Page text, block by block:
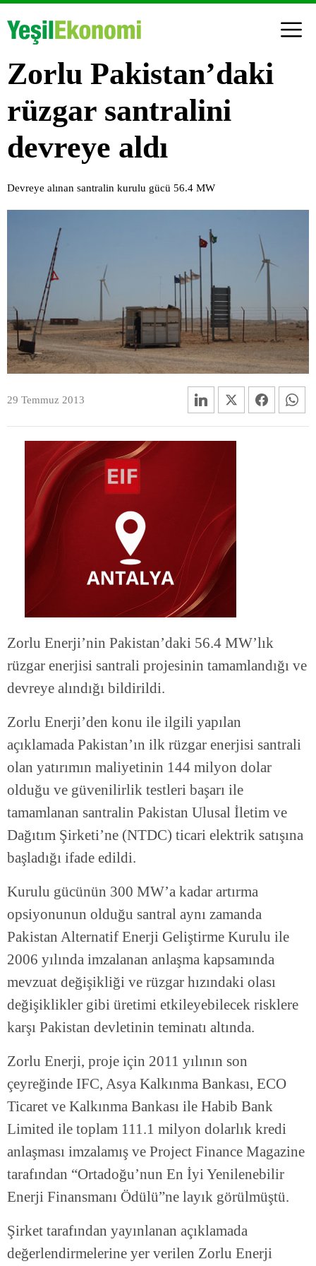
Zorlu Pakistan’daki
rüzgar santralini
devreye aldı
Devreye alınan santralin kurulu gücü 56.4 MW
29 Temmuz 2013
Zorlu Enerji’nin Pakistan’daki 56.4 MW’lık
rüzgar enerjisi santrali projesinin tamamlandığı ve
devreye alındığı bildirildi.
Zorlu Enerji’den konu ile ilgili yapılan
açıklamada Pakistan’ın ilk rüzgar enerjisi santrali
olan yatırımın maliyetinin 144 milyon dolar
olduğu ve güvenilirlik testleri başarı ile
tamamlanan santralin Pakistan Ulusal İletim ve
Dağıtım Şirketi’ne (NTDC) ticari elektrik satışına
başladığı ifade edildi.
Kurulu gücünün 300 MW’a kadar artırma
opsiyonunun olduğu santral aynı zamanda
Pakistan Alternatif Enerji Geliştirme Kurulu ile
2006 yılında imzalanan anlaşma kapsamında
mevzuat değişikliği ve rüzgar hızındaki olası
değişiklikler gibi üretimi etkileyebilecek risklere
karşı Pakistan devletinin teminatı altında.
Zorlu Enerji, proje için 2011 yılının son
çeyreğinde IFC, Asya Kalkınma Bankası, ECO
Ticaret ve Kalkınma Bankası ile Habib Bank
Limited ile toplam 111.1 milyon dolarlık kredi
anlaşması imzalamış ve Project Finance Magazine
tarafından “Ortadoğu’nun En İyi Yenilenebilir
Enerji Finansmanı Ödülü”ne layık görülmüştü.
Şirket tarafından yayınlanan açıklamada
değerlendirmelerine yer verilen Zorlu Enerji